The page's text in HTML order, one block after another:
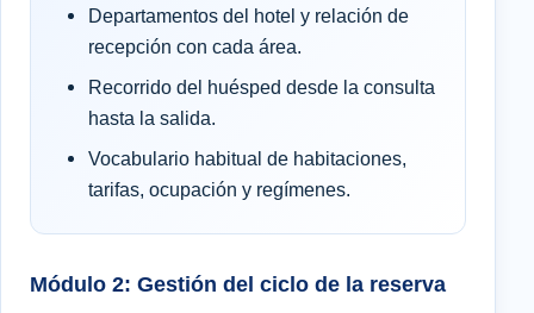
Departamentos del hotel y relación de
recepción con cada área.
Recorrido del huésped desde la consulta
hasta la salida.
Vocabulario habitual de habitaciones,
tarifas, ocupación y regímenes.
Módulo 2: Gestión del ciclo de la reserva